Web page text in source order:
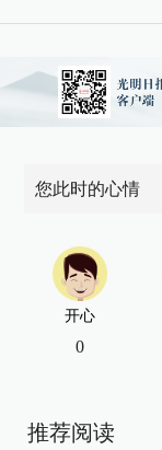
您此时的心情
开心
0
推荐阅读